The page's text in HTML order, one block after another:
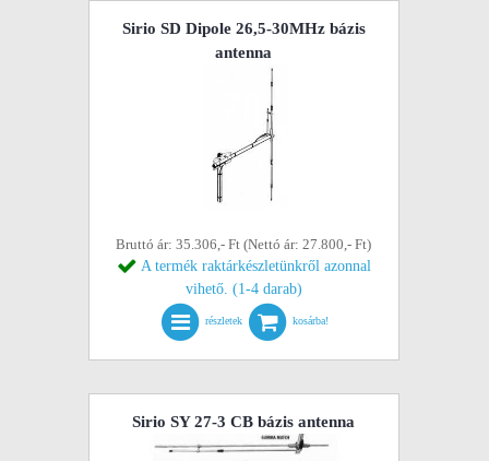
Sirio SD Dipole 26,5-30MHz bázis
antenna
Bruttó ár: 35.306,- Ft (Nettó ár: 27.800,- Ft)
A termék raktárkészletünkről azonnal
vihető. (1-4 darab)
részletek kosárba!
Sirio SY 27-3 CB bázis antenna